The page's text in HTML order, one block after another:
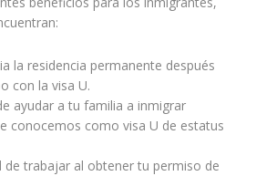
la residencia permanente después
con la visa U.
ayudar a tu familia a inmigrar
conocemos como visa U de estatus
de trabajar al obtener tu permiso de